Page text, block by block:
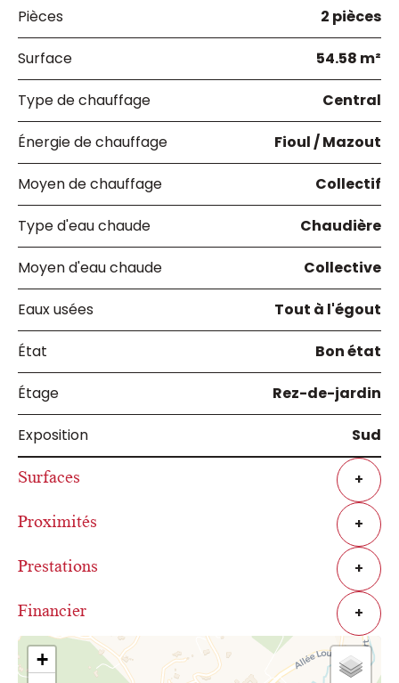
Pièces 2 pièces
Surface 54.58 m²
Type de chauffage Central
Énergie de chauffage Fioul / Mazout
Moyen de chauffage Collectif
Type d'eau chaude Chaudière
Moyen d'eau chaude Collective
Eaux usées Tout à l'égout
État Bon état
Étage Rez-de-jardin
Exposition Sud
Surfaces +
Proximités +
Prestations +
Financier +
+